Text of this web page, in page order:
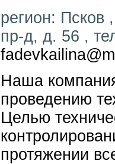
регион: Псков
пр-д, д. 56 ,
Наша
проведению
Целью
протяжении